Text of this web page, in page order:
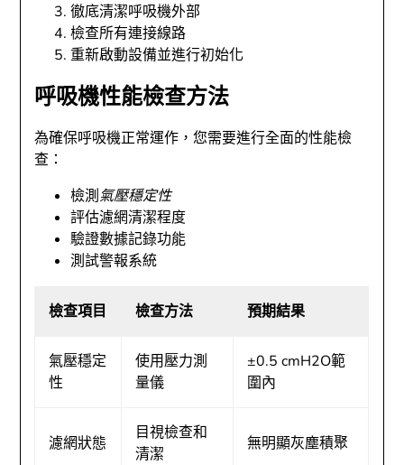
徹底清潔呼吸機外部
檢查所有連接線路
重新啟動設備並進行初始化
呼吸機性能檢查方法
為確保呼吸機正常運作，您需要進行全面的性能檢
查：
檢測氣壓穩定性
評估濾網清潔程度
驗證數據記錄功能
測試警報系統
檢查項目 檢查方法 預期結果
氣壓穩定
性
使用壓力測
量儀
±0.5 cmH2O範
圍內
濾網狀態
目視檢查和
清潔
無明顯灰塵積聚